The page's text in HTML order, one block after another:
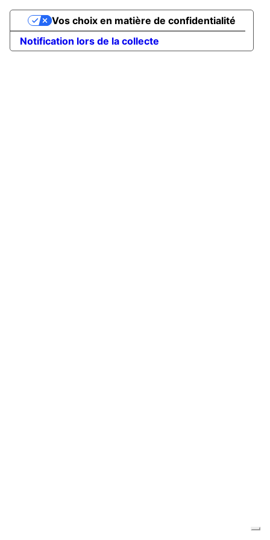
Notification lors de la collecte
Vos choix en matière de confidentialité